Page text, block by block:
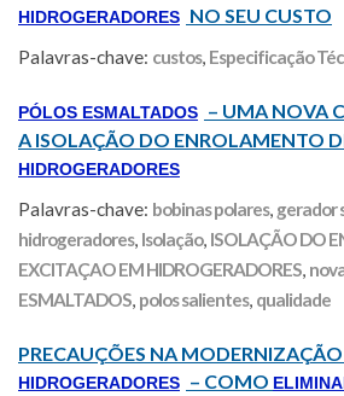
HIDROGERADORES NO SEU CUSTO
Palavras-chave: custos, Especificação
PÓLOS ESMALTADOS – UMA NOVA
A ISOLAÇÃO DO ENROLAMENTO
HIDROGERADORES
Palavras-chave: bobinas polares, gerador
hidrogeradores, Isolação, ISOLAÇÃO DO
EXCITAÇAO EM HIDROGERADORES,
ESMALTADOS, polos salientes, qualidade
PRECAUÇÕES NA
HIDROGERADORES – COMO